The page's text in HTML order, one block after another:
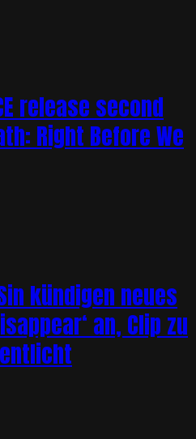
release second
Right Before We
kündigen neues
an, Clip zu